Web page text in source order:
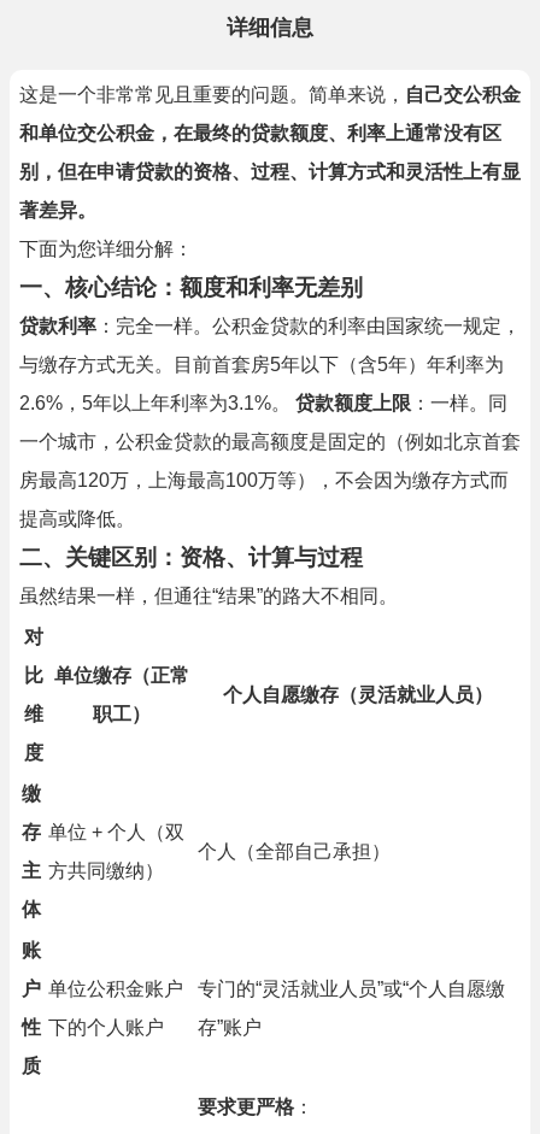
详细信息
这是一个非常常见且重要的问题。简单来说， 自己交公积金
和单位交公积金，在最终的贷款额度、利率上通常没有区
别，但在申请贷款的资格、过程、计算方式和灵活性上有显
著差异。
下面为您详细分解：
一、核心结论：额度和利率无差别
贷款利率 ：完全一样。公积金贷款的利率由国家统一规定，
与缴存方式无关。目前首套房5年以下（含5年）年利率为
2.6%，5年以上年利率为3.1%。 贷款额度上限 ：一样。同
一个城市，公积金贷款的最高额度是固定的（例如北京首套
房最高120万，上海最高100万等），不会因为缴存方式而
提高或降低。
二、关键区别：资格、计算与过程
虽然结果一样，但通往“结果”的路大不相同。
对
比
维
度
单位缴存（正常
职工）
个人自愿缴存（灵活就业人员）
缴
存
主
体
单位 + 个人（双
方共同缴纳）
个人（全部自己承担）
账
户
性
质
单位公积金账户
下的个人账户
专门的“灵活就业人员”或“个人自愿缴
存”账户
要求更严格 ：